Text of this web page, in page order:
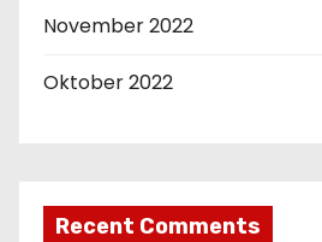
November 2022
Oktober 2022
Recent Comments